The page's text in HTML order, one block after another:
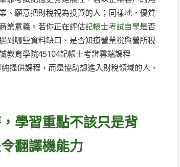
、願意把財稅視為投資的人；同樣地，優質
業意義。若你正在評估記帳士考試自學是否
到哪些資料缺口、是否知道營業稅與營所稅
教育學院45104記帳士考證雲端課程
提供課程，而是協助想進入財稅領域的人，
學習重點不該只是背
翻譯機能力